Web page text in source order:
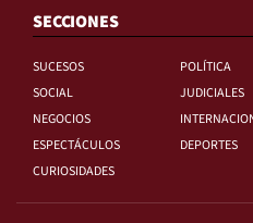
SECCIONES
SUCESOS
POLÍTICA
SOCIAL
JUDICIALES
NEGOCIOS
ESPECTÁCULOS
DEPORTES
CURIOSIDADES